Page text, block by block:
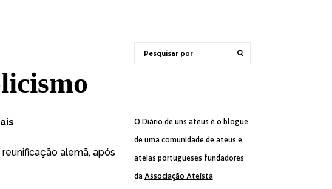
alemã, após
O Diário de uns ateus é o blogue
de uma comunidade de ateus e
ateias portugueses fundadores
da Associação Ateísta